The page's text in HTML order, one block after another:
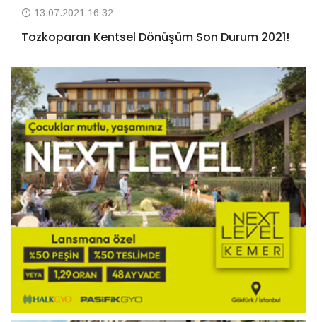
13.07.2021 16:32
Tozkoparan Kentsel Dönüşüm Son Durum 2021!